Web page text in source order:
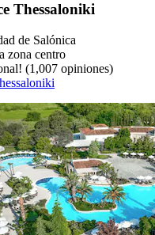
Thessaloniki
de Salónica
zona centro
(1,007 opiniones)